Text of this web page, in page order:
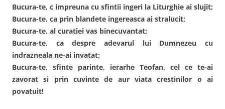
Bucura-te, c impreuna cu sfintii ingeri la Liturghie ai slujit;
Bucura-te, ca prin blandete ingereasca ai stralucit;
Bucura-te, al curatiei vas binecuvantat;
Bucura-te, ca despre adevarul lui Dumnezeu cu
indrazneala ne-ai invatat;
Bucura-te, sfinte parinte, ierarhe Teofan, cel ce te-ai
zavorat si prin cuvinte de aur viata crestinilor o ai
povatuit!